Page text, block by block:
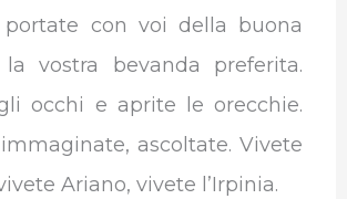
portate con voi della buona
vostra bevanda preferita.
occhi e aprite le orecchie.
ascoltate. Vivete
Ariano, vivete l’Irpinia.